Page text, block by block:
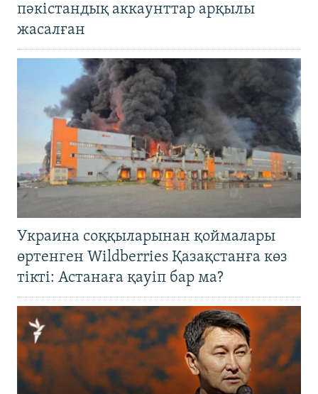
пәкістандық аккаунттар арқылы
жасалған
Украина соққыларынан қоймалары
өртенген Wildberries Қазақстанға көз
тікті: Астанаға қауіп бар ма?